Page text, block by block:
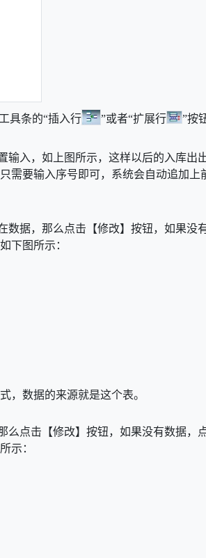
具条的“插入行 ”或者“扩展行
”按
输入，如上图所示，这样以后的入库出
需要输入序号即可，系统会自动追加上
数据，那么点击【修改】按钮，如果没
下图所示：
，数据的来源就是这个表。
么点击【修改】按钮，如果没有数据，
示：